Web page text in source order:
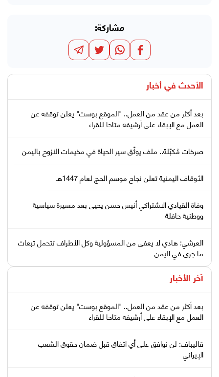
مشاركة:
الأحدث في أخبار
بعد أكثر من عقد من العمل.. "الموقع بوست" يعلن توقفه عن
العمل مع الإبقاء على أرشيفه متاحا للقراء
صرخات مُكبّلة.. ملف يوثّق سير الحياة في مخيمات النزوح باليمن
الأوقاف اليمنية تعلن نجاح موسم الحج لعام 1447هـ
وفاة القيادي الاشتراكي أنيس حسن يحيى بعد مسيرة سياسية
ووطنية حافلة
العرشي: هادي لا يعفى من المسؤولية وكل الأطراف تتحمل تبعات
ما جرى في اليمن
آخر الأخبار
بعد أكثر من عقد من العمل.. "الموقع بوست" يعلن توقفه عن
العمل مع الإبقاء على أرشيفه متاحا للقراء
قاليباف: لن نوافق على أي اتفاق قبل ضمان حقوق الشعب
الإيراني